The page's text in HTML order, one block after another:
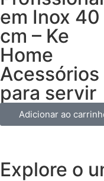
em Inox 40
cm – Ke
Home
Acessórios
para servir
Adicionar ao
Explore o